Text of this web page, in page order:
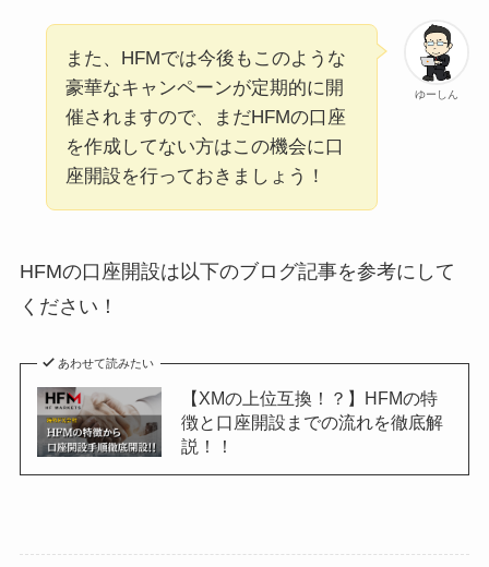
ゆーしん
また、HFMでは今後もこのような
豪華なキャンペーンが定期的に開
催されますので、まだHFMの口座
を作成してない方はこの機会に口
座開設を行っておきましょう！
HFMの口座開設は以下のブログ記事を参考にして
ください！
あわせて読みたい
【XMの上位互換！？】HFMの特
徴と口座開設までの流れを徹底解
説！！